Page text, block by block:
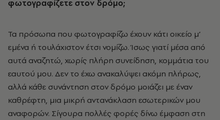
φωτογραφίζετε στον δρόμο;
Τα πρόσωπα που φωτογραφίζω έχουν κάτι οικείο μ’
εμένα ή τουλάχιστον έτσι νομίζω. Ίσως γιατί μέσα από
αυτά αναζητώ, χωρίς πλήρη συνείδηση, κομμάτια του
εαυτού μου. Δεν το έχω ανακαλύψει ακόμη πλήρως,
αλλά κάθε συνάντηση στον δρόμο μοιάζει με έναν
καθρέφτη, μια μικρή αντανάκλαση εσωτερικών μου
αναφορών. Σίγουρα πολλές φορές δίνω έμφαση στη